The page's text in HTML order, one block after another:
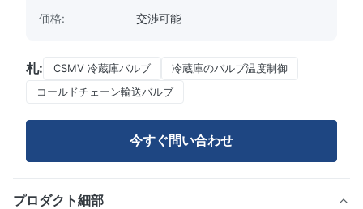
価格:
交渉可能
札: CSMV 冷蔵庫バルブ
冷蔵庫のバルブ温度制御
コールドチェーン輸送バルブ
今すぐ問い合わせ
プロダクト細部